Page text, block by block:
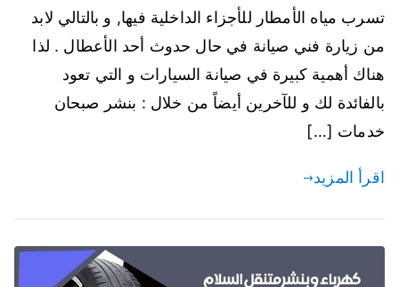
تسرب مياه الأمطار للأجزاء الداخلية فيها, و بالتالي لابد
من زيارة فني صيانة في حال حدوث أحد الأعطال . لذا
هناك أهمية كبيرة في صيانة السيارات و التي تعود
بالفائدة لك و للآخرين أيضاً من خلال : بنشر صبحان
خدمات […]
اقرأ المزيد